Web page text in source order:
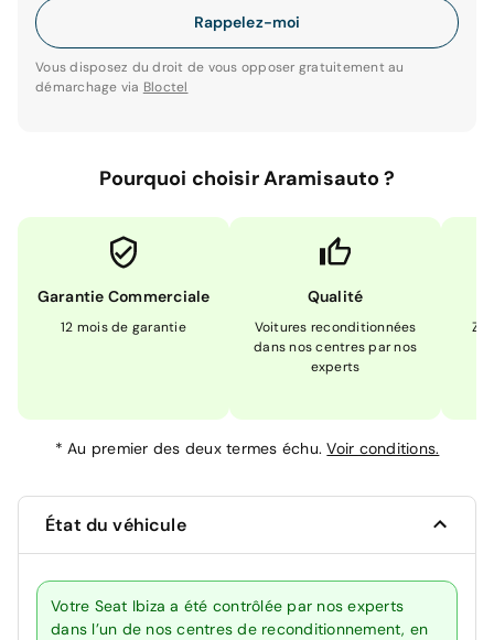
Rappelez-moi
Vous disposez du droit de vous opposer gratuitement au
démarchage via Bloctel
Pourquoi choisir Aramisauto ?
Garantie Commerciale
12 mois de garantie
Qualité
Voitures reconditionnées
dans nos centres par nos
experts
*Au premier des deux termes échu.Voir conditions.
État du véhicule
Votre Seat Ibiza a été contrôlée par nos experts
dans l’un de nos centres de reconditionnement, en